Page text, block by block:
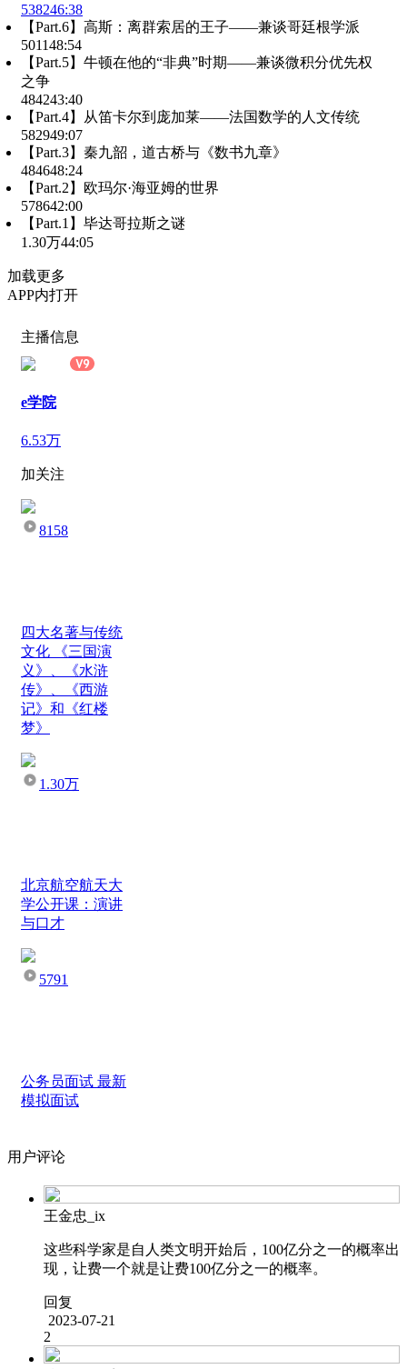
538246:38
【Part.6】高斯：离群索居的王子——兼谈哥廷根学派
501148:54
【Part.5】牛顿在他的“非典”时期——兼谈微积分优先权
之争
484243:40
【Part.4】从笛卡尔到庞加莱——法国数学的人文传统
582949:07
【Part.3】秦九韶，道古桥与《数书九章》
484648:24
【Part.2】欧玛尔·海亚姆的世界
578642:00
【Part.1】毕达哥拉斯之谜
1.30万44:05
加载更多
APP内打开
主播信息
e学院
6.53万
加关注
8158
四大名著与传统
文化 《三国演
义》、《水浒
传》、《西游
记》和《红楼
梦》
1.30万
北京航空航天大
学公开课：演讲
与口才
5791
公务员面试 最新
模拟面试
用户评论
王金忠_ix
这些科学家是自人类文明开始后，100亿分之一的概率出
现，让费一个就是让费100亿分之一的概率。
回复
2023-07-21
2